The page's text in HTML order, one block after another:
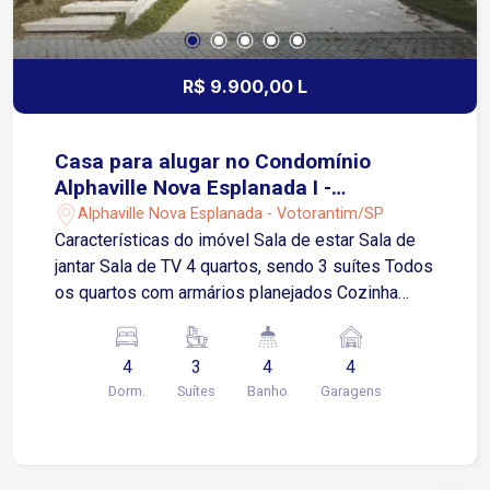
R$ 9.900,00 L
Casa para alugar no Condomínio
Alphaville Nova Esplanada I -
Votorantim/SP
Alphaville Nova Esplanada - Votorantim/SP
Características do imóvel Sala de estar Sala de
jantar Sala de TV 4 quartos, sendo 3 suítes Todos
os quartos com armários planejados Cozinha
eletrodomésticos Despensa Área gourmet
Piscina Garagem para 4 carros, sendo 2 vagas
cobertas Condomínio de alto padrão na divisa
4
Dorm.
3
Suítes
4
Banho
4
Garagens